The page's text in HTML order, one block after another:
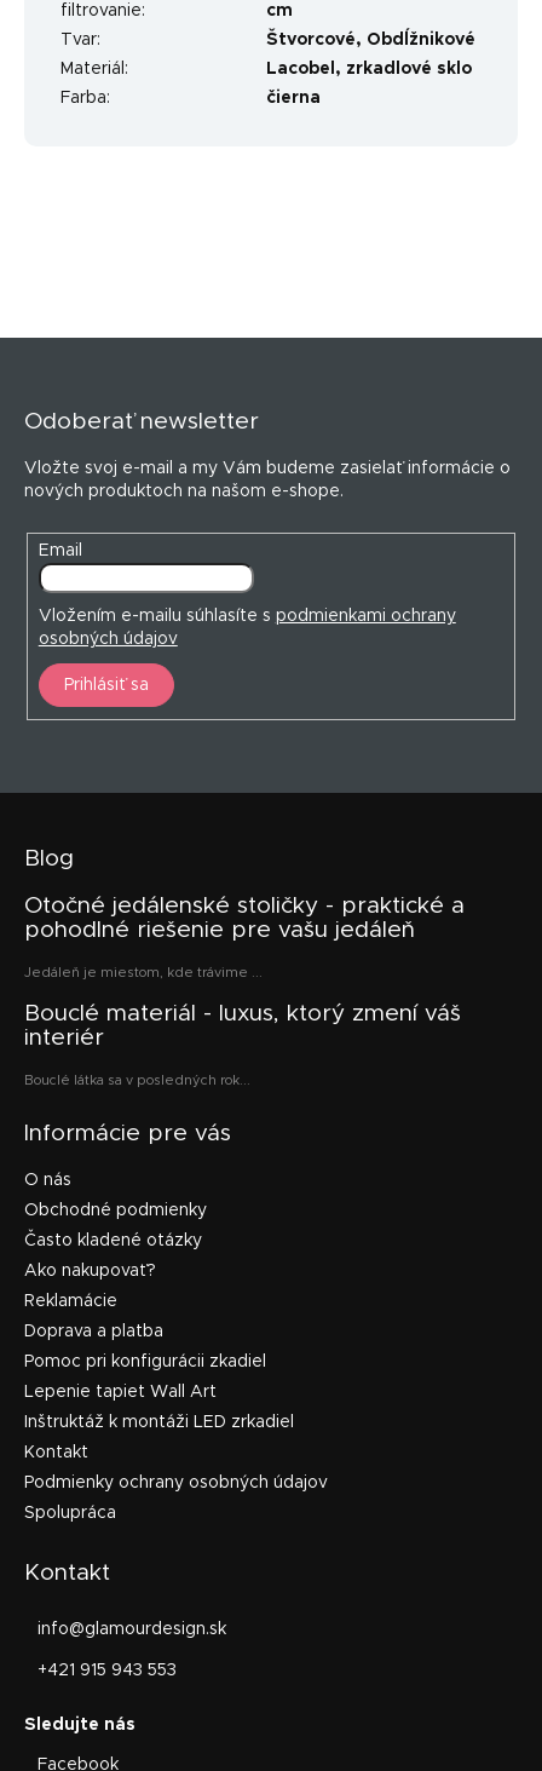
filtrovanie:
cm
Tvar: Štvorcové, Obdĺžnikové
Materiál :
Lacobel, zrkadlové sklo
Farba: čierna
Odoberať newsletter
Vložte svoj e-mail a my Vám budeme zasielať informácie o
nových produktoch na našom e-shope.
Email
Vložením e-mailu súhlasíte s podmienkami ochrany
osobných údajov
Prihlásiť sa
Blog
Otočné jedálenské stoličky - praktické a
pohodlné riešenie pre vašu jedáleň
Jedáleň je miestom, kde trávime ...
Bouclé materiál - luxus, ktorý zmení váš
interiér
Bouclé látka sa v posledných rok...
Informácie pre vás
O nás
Obchodné podmienky
Často kladené otázky
Ako nakupovať?
Reklamácie
Doprava a platba
Pomoc pri konfigurácii zkadiel
Lepenie tapiet Wall Art
Inštruktáž k montáži LED zrkadiel
Kontakt
Podmienky ochrany osobných údajov
Spolupráca
Kontakt
info@glamourdesign.sk
+421 915 943 553
Facebook